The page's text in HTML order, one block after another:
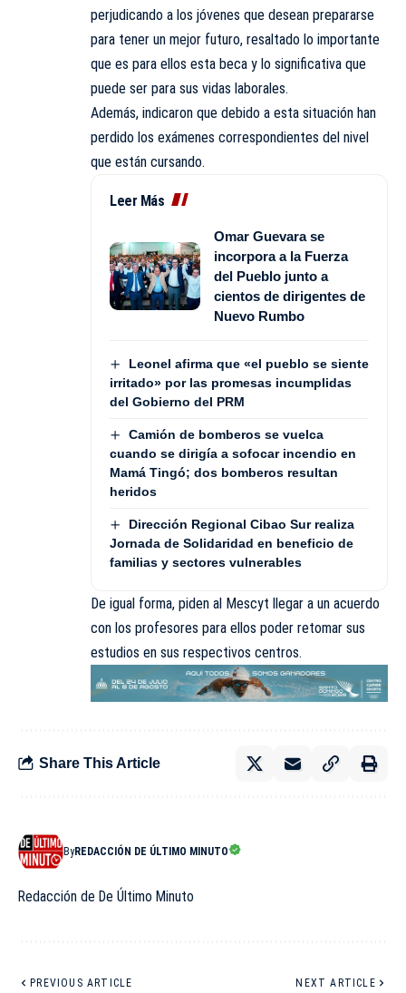
perjudicando a los jóvenes que desean prepararse
para tener un mejor futuro, resaltado lo importante
que es para ellos esta beca y lo significativa que
puede ser para sus vidas laborales.
Además, indicaron que debido a esta situación han
perdido los exámenes correspondientes del nivel
que están cursando.
Leer Más
Omar Guevara se
incorpora a la Fuerza
del Pueblo junto a
cientos de dirigentes de
Nuevo Rumbo
Leonel afirma que «el pueblo se siente
irritado» por las promesas incumplidas
del Gobierno del PRM
Camión de bomberos se vuelca
cuando se dirigía a sofocar incendio en
Mamá Tingó; dos bomberos resultan
heridos
Dirección Regional Cibao Sur realiza
Jornada de Solidaridad en beneficio de
familias y sectores vulnerables
De igual forma, piden al Mescyt llegar a un acuerdo
con los profesores para ellos poder retomar sus
estudios en sus respectivos centros.
Share This Article
ByREDACCIÓN DE ÚLTIMO MINUTO
Redacción de De Último Minuto
PREVIOUS ARTICLE NEXT ARTICLE